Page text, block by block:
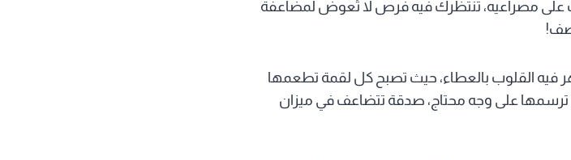
على مصراعيه، تنتظرك فيه فرص لا تُعوض لمضاعفة
فيه القلوب بالعطاء، حيث تصبح كل لقمة تطعمها
على وجه محتاج، صدقة تتضاعف في ميزان